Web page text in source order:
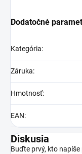
Dodatočné
Kategória:
Záruka:
Hmotnosť:
EAN:
Diskusia
Buďte prvý, kto